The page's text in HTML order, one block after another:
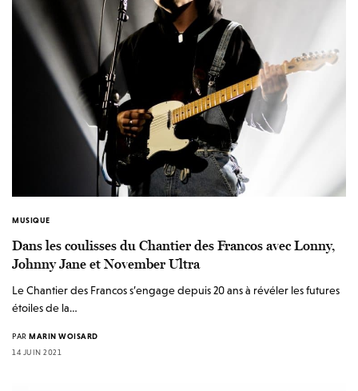
MUSIQUE
Dans les coulisses du Chantier des Francos avec Lonny,
Johnny Jane et November Ultra
Le Chantier des Francos s’engage depuis 20 ans à révéler les futures
étoiles de la…
PAR MARIN WOISARD
14 JUIN 2021